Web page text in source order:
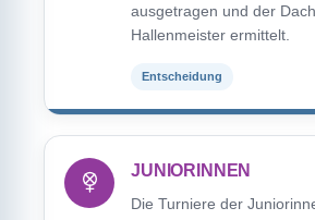
ausgetragen und der
Hallenmeister ermittelt.
Entscheidung
JUNIORINNEN
Die Turniere der